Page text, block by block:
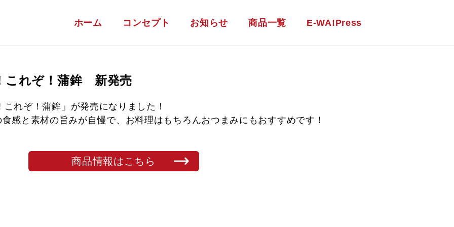
ホーム コンセプト お知らせ 商品一覧 E-WA!Press
これぞ！蒲鉾 新発売
れぞ！蒲鉾」が発売になりました！
感と素材の旨みが自慢で、お料理はもちろんおつまみにもおすすめです！
商品情報はこちら